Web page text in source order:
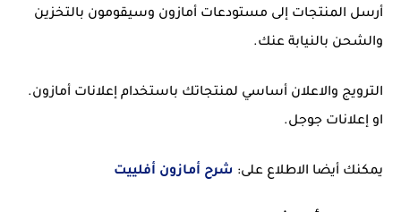
أرسل المنتجات إلى مستودعات أمازون وسيقومون بالتخزين
والشحن بالنيابة عنك.
الترويج والاعلان أساسي لمنتجاتك باستخدام إعلانات أمازون.
او إعلانات جوجل.
يمكنك أيضا الاطلاع على: شرح أمازون أفلييت